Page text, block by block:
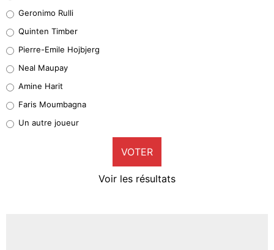
32%
4%
1%
9%
Geronimo Rulli
Quinten Timber
Pierre-Emile Hojbjerg
Neal Maupay
Amine Harit
Faris Moumbagna
Un autre joueur
VOTER
Voir les résultats